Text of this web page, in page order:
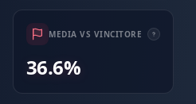
MEDIA VS VINCITORE
36.6%